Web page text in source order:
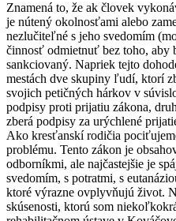
Znamená to, že ak človek
je nútený okolnosťami alebo
nezlučiteľné s jeho svedomím
činnosť odmietnuť bez toho, aby
sankciovaný. Napriek tejto
mestách dve skupiny ľudí, ktorí
svojich petičných hárkov v
podpisy proti prijatiu zákona,
zberá podpisy za urýchlené
Ako kresťanskí rodičia
problému. Tento zákon je
odborníkmi, ale najčastejšie je
svedomím, s potratmi, s
ktoré výrazne ovplyvňujú život.
skúsenosti, ktorú som